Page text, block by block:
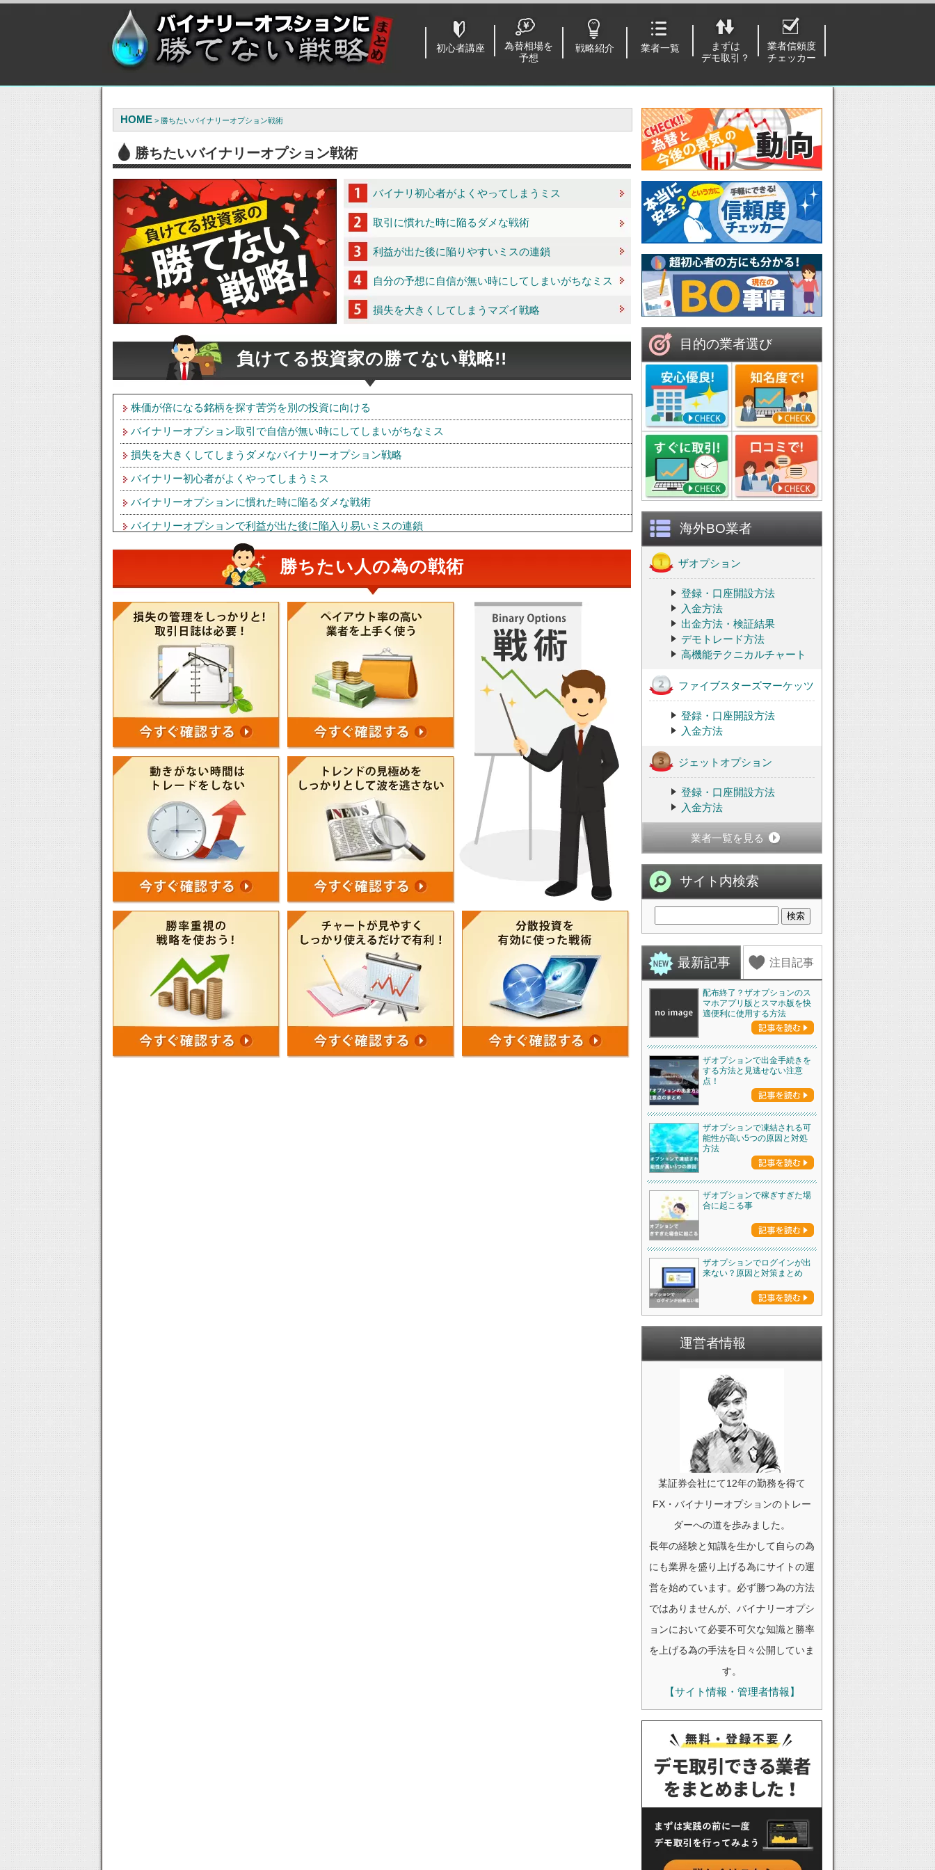
初心者講座
為替相場を
予想
戦略紹介 業者一覧
まずは
デモ取引？
業者信頼度
チェッカー
HOME > 勝ちたいバイナリーオプション戦術
勝ちたいバイナリーオプション戦術
バイナリ初心者がよくやってしまうミス
取引に慣れた時に陥るダメな戦術
利益が出た後に陥りやすいミスの連鎖
自分の予想に自信が無い時にしてしまいがちなミス
損失を大きくしてしまうマズイ戦略
負けてる投資家の勝てない戦略!!
株価が倍になる銘柄を探す苦労を別の投資に向ける
バイナリーオプション取引で自信が無い時にしてしまいがちなミス
損失を大きくしてしまうダメなバイナリーオプション戦略
バイナリー初心者がよくやってしまうミス
バイナリーオプションに慣れた時に陥るダメな戦術
バイナリーオプションで利益が出た後に陥入り易いミスの連鎖
株やＦＸで儲かる人・負ける人：勝つ為に知るべき事
バイナリーオプションを始める前の注意点勝ちたい人の為の戦術
目的の業者選び
海外BO業者
ザオプション
登録・口座開設方法
入金方法
出金方法・検証結果
デモトレード方法
高機能テクニカルチャート
ファイブスターズマーケッツ
登録・口座開設方法
入金方法
ジェットオプション
登録・口座開設方法
入金方法
業者一覧を見る
サイト内検索
最新記事 注目記事
配布終了？ザオプションのス
マホアプリ版とスマホ版を快
適便利に使用する方法
ザオプションで出金手続きを
する方法と見逃せない注意
点！
ザオプションで凍結される可
能性が高い5つの原因と対処
方法
ザオプションで稼ぎすぎた場
合に起こる事
ザオプションでログインが出
来ない？原因と対策まとめ
運営者情報
某証券会社にて12年の勤務を得て
FX・バイナリーオプションのトレー
ダーへの道を歩みました。
長年の経験と知識を生かして自らの為
にも業界を盛り上げる為にサイトの運
営を始めています。必ず勝つ為の方法
ではありませんが、バイナリーオプシ
ョンにおいて必要不可欠な知識と勝率
を上げる為の手法を日々公開していま
す。
【サイト情報・管理者情報】